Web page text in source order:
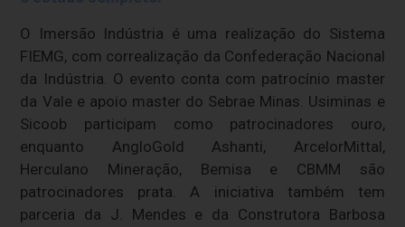
O Imersão Indústria é uma realização do Sistema
FIEMG, com correalização da Confederação Nacional
da Indústria. O evento conta com patrocínio master
da Vale e apoio master do Sebrae Minas. Usiminas e
Sicoob participam como patrocinadores ouro,
enquanto AngloGold Ashanti, ArcelorMittal,
Herculano Mineração, Bemisa e CBMM são
patrocinadores prata. A iniciativa também tem
parceria da J. Mendes e da Construtora Barbosa